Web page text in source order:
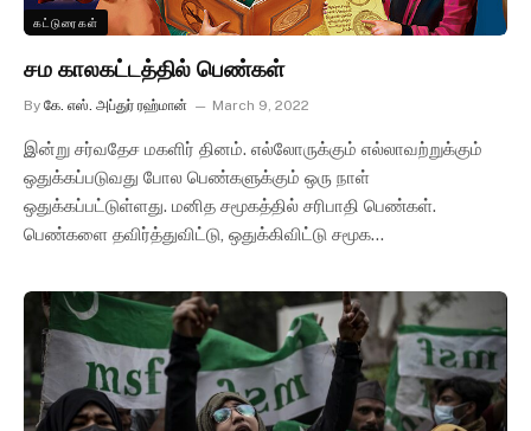
கட்டுரைகள்
சம காலகட்டத்தில் பெண்கள்
By கே. எஸ். அப்துர் ரஹ்மான் March 9, 2022
இன்று சர்வதேச மகளிர் தினம். எல்லோருக்கும் எல்லாவற்றுக்கும்
ஒதுக்கப்படுவது போல பெண்களுக்கும் ஒரு நாள்
ஒதுக்கப்பட்டுள்ளது. மனித சமூகத்தில் சரிபாதி பெண்கள்.
பெண்களை தவிர்த்துவிட்டு, ஒதுக்கிவிட்டு சமூக…